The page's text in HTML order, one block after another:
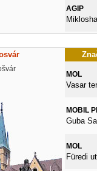
AGIP
MOL
Vasar ter
MOBIL
Guba
MOL
Füredi